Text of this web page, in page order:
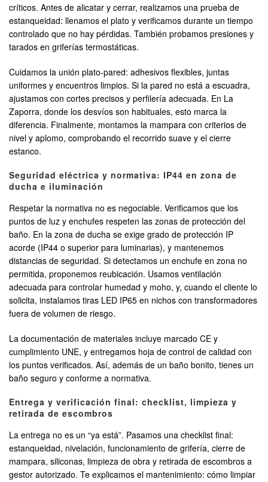
críticos. Antes de alicatar y cerrar, realizamos una prueba de
estanqueidad: llenamos el plato y verificamos durante un tiempo
controlado que no hay pérdidas. También probamos presiones y
tarados en griferías termostáticas.
Cuidamos la unión plato-pared: adhesivos flexibles, juntas
uniformes y encuentros limpios. Si la pared no está a escuadra,
ajustamos con cortes precisos y perfilería adecuada. En La
Zaporra, donde los desvíos son habituales, esto marca la
diferencia. Finalmente, montamos la mampara con criterios de
nivel y aplomo, comprobando el recorrido suave y el cierre
estanco.
Seguridad eléctrica y normativa: IP44 en zona de
ducha e iluminación
Respetar la normativa no es negociable. Verificamos que los
puntos de luz y enchufes respeten las zonas de protección del
baño. En la zona de ducha se exige grado de protección IP
acorde (IP44 o superior para luminarias), y mantenemos
distancias de seguridad. Si detectamos un enchufe en zona no
permitida, proponemos reubicación. Usamos ventilación
adecuada para controlar humedad y moho, y, cuando el cliente lo
solicita, instalamos tiras LED IP65 en nichos con transformadores
fuera de volumen de riesgo.
La documentación de materiales incluye marcado CE y
cumplimiento UNE, y entregamos hoja de control de calidad con
los puntos verificados. Así, además de un baño bonito, tienes un
baño seguro y conforme a normativa.
Entrega y verificación final: checklist, limpieza y
retirada de escombros
La entrega no es un “ya está”. Pasamos una checklist final:
estanqueidad, nivelación, funcionamiento de grifería, cierre de
mampara, siliconas, limpieza de obra y retirada de escombros a
gestor autorizado. Te explicamos el mantenimiento: cómo limpiar